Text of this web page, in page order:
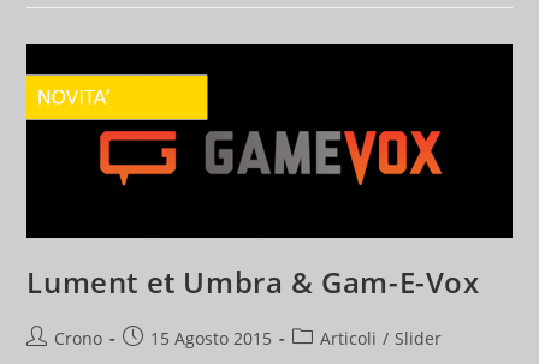
Lument et Umbra & Gam-E-Vox
AutoreCrono
Articolo15 Agosto 2015
Categoria
Articoli / Slider